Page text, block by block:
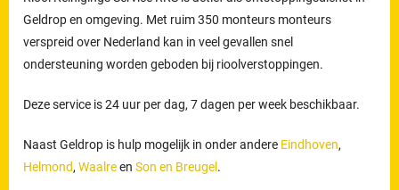
Geldrop en omgeving. Met ruim 350 monteurs monteurs
verspreid over Nederland kan in veel gevallen snel
ondersteuning worden geboden bij rioolverstoppingen.
Deze service is 24 uur per dag, 7 dagen per week beschikbaar.
Naast Geldrop is hulp mogelijk in onder andere Eindhoven,
Helmond,WaalreenSon en Breugel .